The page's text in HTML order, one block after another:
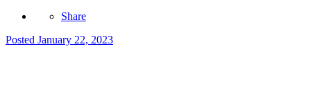
Share
Posted January 22, 2023